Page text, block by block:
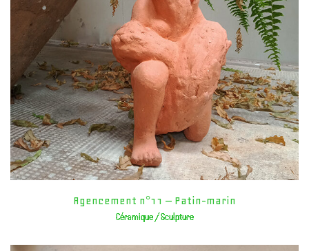
Agencement n°11 – Patin-marin
Céramique / Sculpture